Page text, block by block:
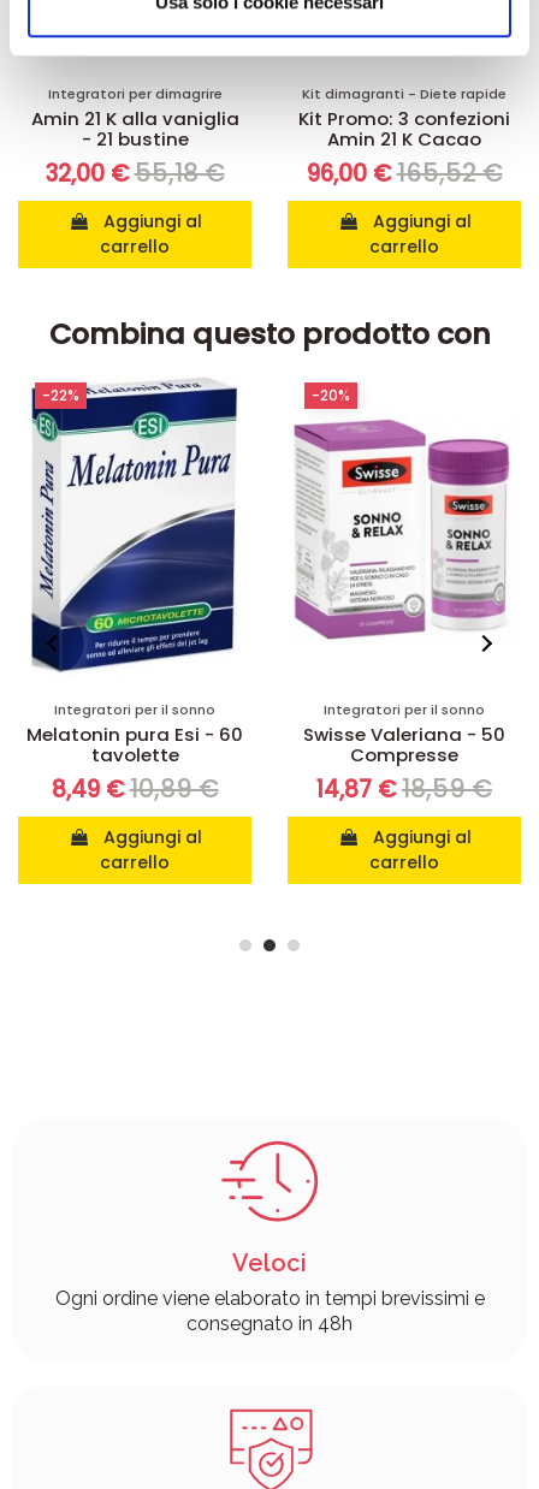
nostri partner che si occupano di analisi dei dati web,
pubblicità e social media, i quali potrebbero combinarle
con altre informazioni che ha fornito loro o che hanno
raccolto dal suo utilizzo dei loro servizi.
Integratori per dimagrire
Amin 21 K alla vaniglia
- 21 bustine
32,00 €55,18 €
carrello
Kit dimagranti - Diete rapide
Kit Promo: 3 confezioni
Amin 21 K Cacao
96,00 €165,52 €
carrello
Combina questo prodotto con
Integratori per il sonno
Melatonin pura Esi - 60
tavolette
8,49 €10,89 €
carrello
-22%
Integratori per il sonno
Swisse Valeriana - 50
Compresse
14,87 €18,59 €
carrello
-20%
Veloci
Ogni ordine viene elaborato in tempi brevissimi e
consegnato in 48h